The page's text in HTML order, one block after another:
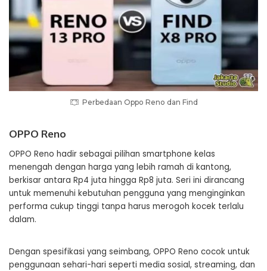
Perbedaan Oppo Reno dan Find
OPPO Reno
OPPO Reno hadir sebagai pilihan smartphone kelas
menengah dengan harga yang lebih ramah di kantong,
berkisar antara Rp4 juta hingga Rp8 juta. Seri ini dirancang
untuk memenuhi kebutuhan pengguna yang menginginkan
performa cukup tinggi tanpa harus merogoh kocek terlalu
dalam.
Dengan spesifikasi yang seimbang, OPPO Reno cocok untuk
penggunaan sehari-hari seperti media sosial, streaming, dan